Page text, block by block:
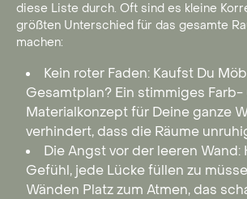
diese Liste durch. Oft sind es kleine
größten Unterschied für das gesamte
machen:
Kein roter Faden: Kaufst Du
Gesamtplan? Ein stimmiges Farb-
Materialkonzept für Deine ganze
verhindert, dass die Räume
Die Angst vor der leeren Wand:
Gefühl, jede Lücke füllen zu
Wänden Platz zum Atmen, das